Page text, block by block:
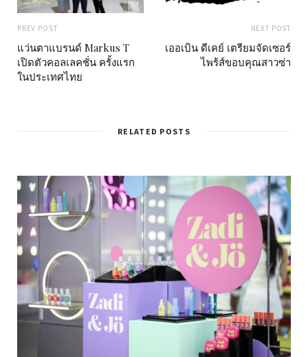
PREV POST
แว่นตาแบรนด์ Markus T
เปิดตัวคอลเลคชั่น ครั้งแรก
ในประเทศไทย
NEXT POST
เออเบิน ดีเคย์ เตรียมจัดเซอร์
ไพร้ส์ขอบคุณสาวซ่า
RELATED POSTS